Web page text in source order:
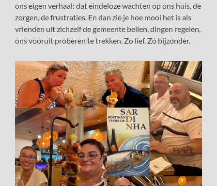
ons eigen verhaal: dat eindeloze wachten op ons huis, de
zorgen, de frustraties. En dan zie je hoe mooi het is als
vrienden uit zichzelf de gemeente bellen, dingen regelen,
ons vooruit proberen te trekken. Zo lief. Zó bijzonder.